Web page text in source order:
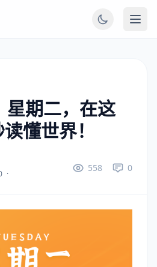
星期二，在这
懂世界！
·
558 0